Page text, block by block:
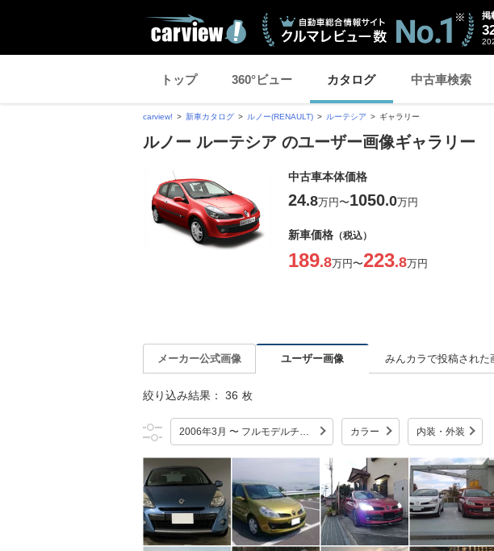
掲
トップ 360°ビュー カタログ 中古車検索
carview! 新車カタログ ルノー(RENAULT) ルーテシア ギャラリー
ルノー ルーテシア のユーザー画像ギャラリー
中古車本体価格
24.8万円〜1050.0万円
新車価格 （税込）
189.8万円〜223.8万円
メーカー公式画像 ユーザー画像 みんカラで投稿された
絞り込み結果： 36 枚
2006年3月 〜 フルモデルチェンジ カラー 内装・外装